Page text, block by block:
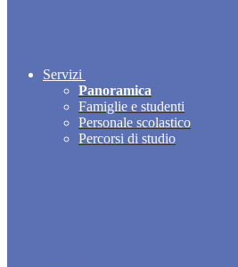
Servizi
Panoramica
Famiglie e studenti
Personale scolastico
Percorsi di studio